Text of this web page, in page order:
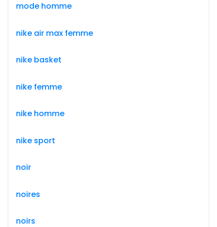
mode homme
nike air max femme
nike basket
nike femme
nike homme
nike sport
noir
noires
noirs